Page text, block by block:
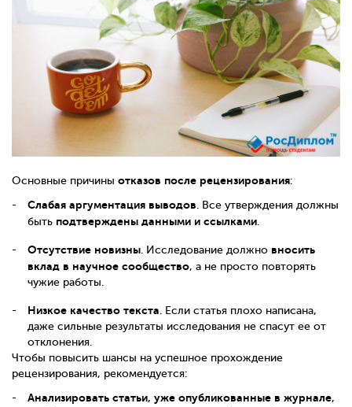
Основные причины отказов после рецензирования:
Слабая аргументация выводов. Все утверждения должны
быть подтверждены данными и ссылками.
Отсутствие новизны. Исследование должно вносить
вклад в научное сообщество, а не просто повторять
чужие работы.
Низкое качество текста. Если статья плохо написана,
даже сильные результаты исследования не спасут ее от
отклонения.
Чтобы повысить шансы на успешное прохождение
рецензирования, рекомендуется:
Анализировать статьи, уже опубликованные в журнале,